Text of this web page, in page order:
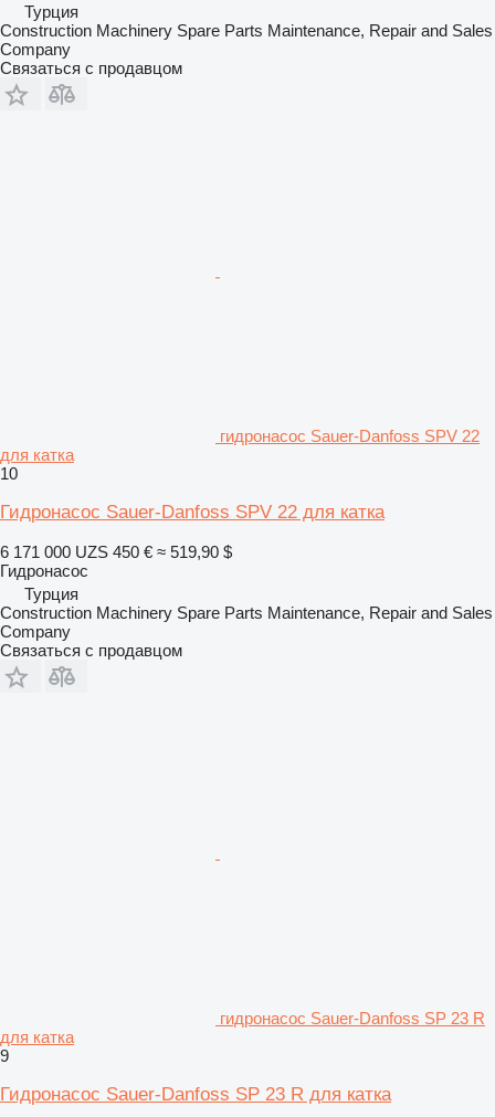
Турция
Construction Machinery Spare Parts Maintenance, Repair and Sales
Company
Связаться с продавцом
гидронасос Sauer-Danfoss SPV 22
для катка
10
Гидронасос Sauer-Danfoss SPV 22 для катка
6 171 000 UZS 450 € ≈ 519,90 $
Гидронасос
Турция
Construction Machinery Spare Parts Maintenance, Repair and Sales
Company
Связаться с продавцом
гидронасос Sauer-Danfoss SP 23 R
для катка
9
Гидронасос Sauer-Danfoss SP 23 R для катка